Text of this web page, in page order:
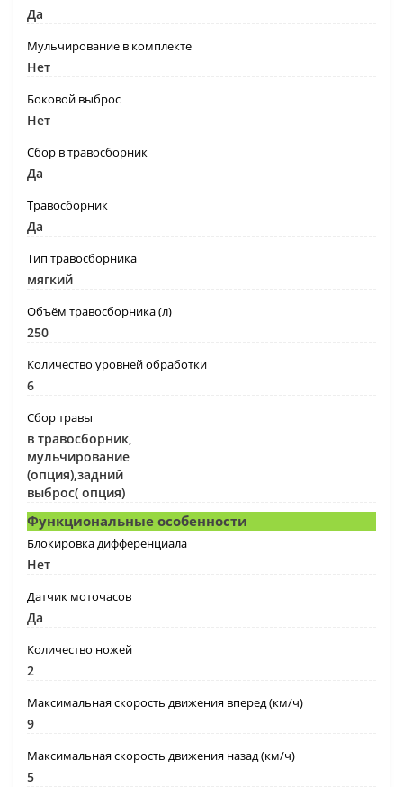
Да
Мульчирование в комплекте
Нет
Боковой выброс
Нет
Сбор в травосборник
Да
Травосборник
Да
Тип травосборника
мягкий
Объём травосборника (л)
250
Количество уровней обработки
6
Сбор травы
в травосборник,
мульчирование
(опция),задний
выброс( опция)
Функциональные особенности
Блокировка дифференциала
Нет
Датчик моточасов
Да
Количество ножей
2
Максимальная скорость движения вперед (км/ч)
9
Максимальная скорость движения назад (км/ч)
5